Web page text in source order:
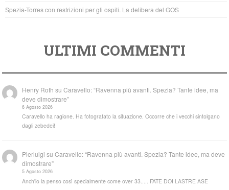
Spezia-Torres con restrizioni per gli ospiti. La delibera del GOS
ULTIMI COMMENTI
Henry Roth suCaravello: “Ravenna più avanti. Spezia? Tante idee, ma
deve dimostrare”
6 Agosto 2026
Caravello ha ragione. Ha fotografato la situazione. Occorre che i vecchi sintolgano
dagli zebedei!
Pierluigi suCaravello: “Ravenna più avanti. Spezia? Tante idee, ma deve
dimostrare”
5 Agosto 2026
Anch'io la penso così specialmente come over 33..... FATE DOI LASTRE ASE